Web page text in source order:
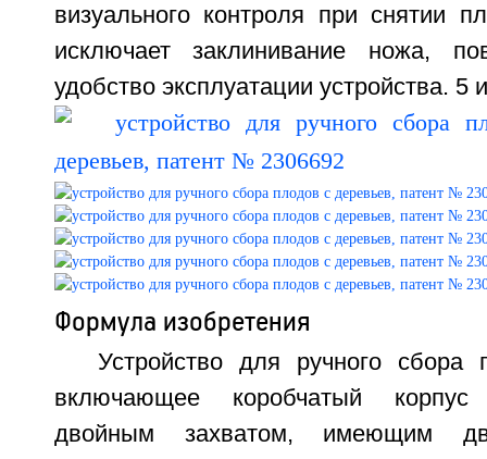
визуального контроля при снятии
исключает заклинивание ножа,
удобство эксплуатации устройства. 5
Формула изобретения
Устройство для ручного сбора
включающее коробчатый
двойным захватом, имеющим